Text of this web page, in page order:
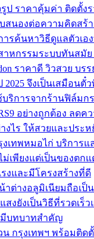
ป ราคาคุ้มค่า ติดตั้งร
สนองต่อความคิดสร้
การค้นหาวิธีดูแลตัวเ
าหกรรมระบบทันสมั
ราคาดี วิวสวย บร
2025 จึงเป็นเสมือนตั๋ว
บริการจากร้านฟิล์มก
อย่างถูกต้อง ลดค
งไร ให้สวยและประ
งเทพหมอไก่ บริการ
ม่เพียงแต่เป็นของตก
งและมีโครงสร้างที่ดี
าต่างอลูมิเนียมถือเ
งยังเป็นวิธีที่รวดเร็ว
งมีบทบาทสำคัญ
น กรุงเทพฯ พร้อมติด